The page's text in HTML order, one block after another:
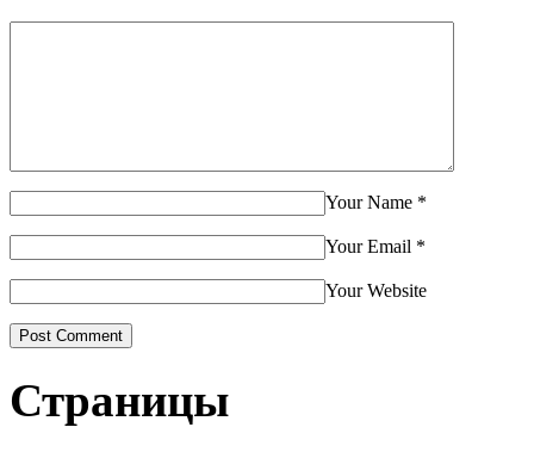
Your Name *
Your Email *
Your Website
Страницы